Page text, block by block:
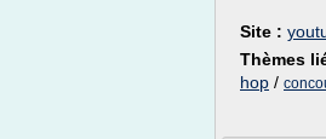
Site :
Thèmes
hop /